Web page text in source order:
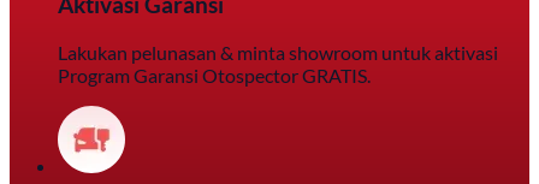
Lakukan pelunasan & minta showroom untuk aktivasi
Program Garansi Otospector GRATIS.